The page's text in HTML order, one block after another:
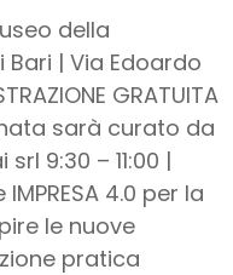
della
Bari | Via Edoardo
GRATUITA
sarà curato da
9:30 – 11:00 |
IMPRESA 4.0 per la
le nuove
pratica